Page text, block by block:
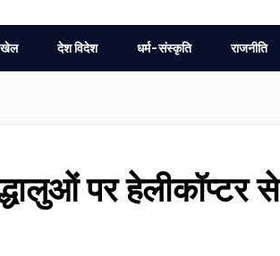
खेल देश विदेश धर्म-संस्कृति राजनीति
पर हेलीकॉप्टर से